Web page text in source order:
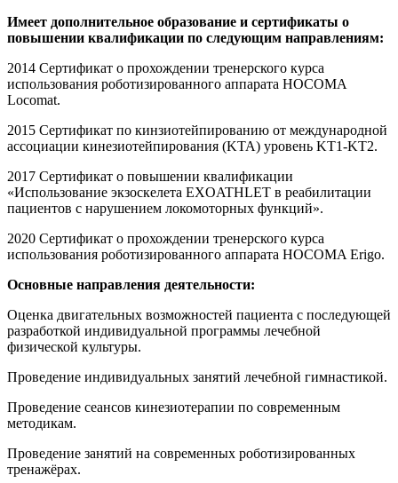
Имеет дополнительное образование и сертификаты о
повышении квалификации по следующим направлениям:
2014 Сертификат о прохождении тренерского курса
использования роботизированного аппарата HOCOMA
Locomat.
2015 Сертификат по кинзиотейпированию от международной
ассоциации кинезиотейпирования (KTA) уровень KT1-KT2.
2017 Сертификат о повышении квалификации
«Использование экзоскелета EXOATHLET в реабилитации
пациентов с нарушением локомоторных функций».
2020 Сертификат о прохождении тренерского курса
использования роботизированного аппарата HOCOMA Erigo.
Основные направления деятельности:
Оценка двигательных возможностей пациента с последующей
разработкой индивидуальной программы лечебной
физической культуры.
Проведение индивидуальных занятий лечебной гимнастикой.
Проведение сеансов кинезиотерапии по современным
методикам.
Проведение занятий на современных роботизированных
тренажёрах.